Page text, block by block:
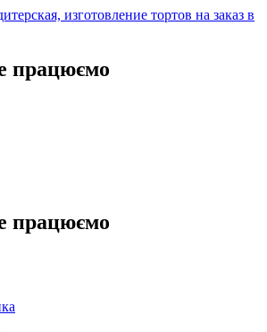
працюємо
працюємо